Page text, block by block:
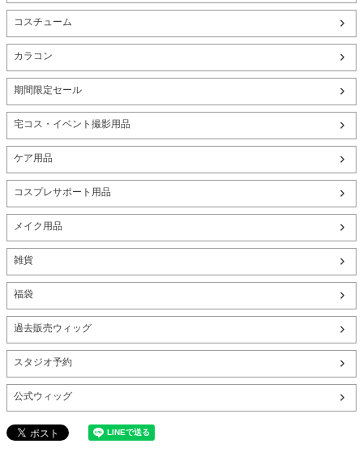
コスチューム
カラコン
期間限定セール
宅コス・イベント撮影用品
ケア用品
コスプレサポート用品
メイク用品
雑貨
福袋
過去販売ウィッグ
スタジオ予約
公式ウィッグ